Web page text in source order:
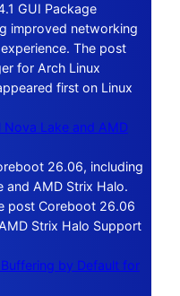
GUI Package
improved networking
The post
for Arch Linux
first on Linux
Lake and AMD
26.06, including
and AMD Strix Halo.
post Coreboot 26.06
Strix Halo Support
by Default for